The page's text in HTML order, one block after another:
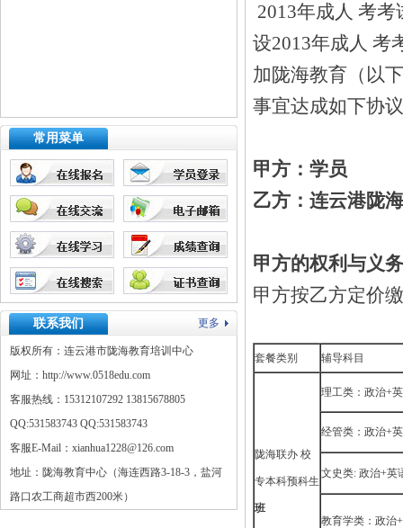
常用菜单
联系我们 更多
版权所有：连云港市陇海教育培训中心
网址：http://www.0518edu.com
客服热线：15312107292 13815678805
QQ:531583743 QQ:531583743
客服E-Mail：xianhua1228@126.com
地址：陇海教育中心（海连西路3-18-3，盐河
路口农工商超市西200米）
2013年成人 考
设2013年成人 考
加陇海教育（以
事宜达成如下协
甲
乙方：连云港陇
甲方的权利与义
甲方按乙方定价
套餐类别 辅导科目
陇海联办 校
专本科预科生
班
理工类：政治+
经管类：政治+
文史类: 政治+英
教育学类：政治